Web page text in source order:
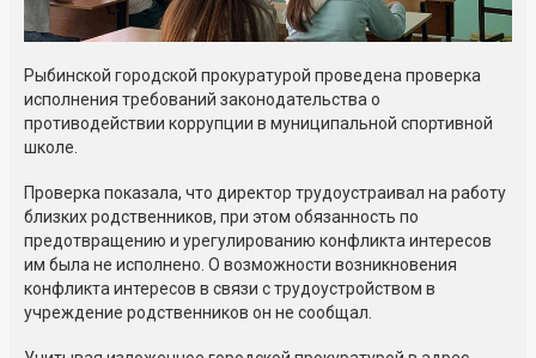
Рыбинской городской прокуратурой проведена проверка
исполнения требований законодательства о
противодействии коррупции в муниципальной спортивной
школе.
Проверка показала, что директор трудоустраивал на работу
близких родственников, при этом обязанность по
предотвращению и урегулированию конфликта интересов
им была не исполнено. О возможности возникновения
конфликта интересов в связи с трудоустройством в
учреждение родственников он не сообщал.